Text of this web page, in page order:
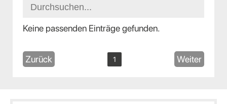
Keine passenden Einträge gefunden.
Zurück 1 Weiter